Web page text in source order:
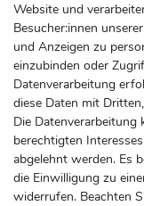
Social Media
Zahlungsarten
Website und
Besucher:innen
und Anzeigen zu
einzubinden oder
Datenverarbeitung
diese Daten mit
Die
berechtigten
abgelehnt werden. Es
die Einwilligung zu
widerrufen. Beachten